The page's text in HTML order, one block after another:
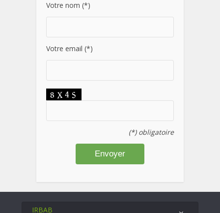
Votre nom (*)
Votre email (*)
(*) obligatoire
IRBAB